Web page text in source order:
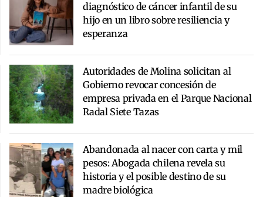
diagnóstico de cáncer infantil de su
hijo en un libro sobre resiliencia y
esperanza
Autoridades de Molina solicitan al
Gobierno revocar concesión de
empresa privada en el Parque Nacional
Radal Siete Tazas
Abandonada al nacer con carta y mil
pesos: Abogada chilena revela su
historia y el posible destino de su
madre biológica